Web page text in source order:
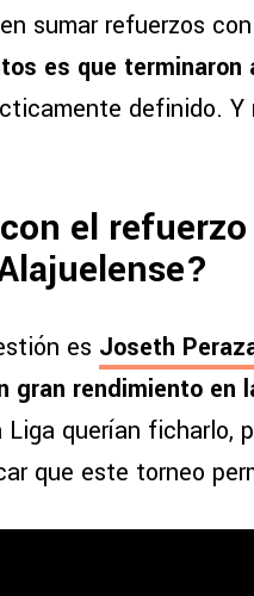
sumar refuerzos
es que
definido.
el
es Joseth
gran rendimiento en
Liga querían ficharlo,
que este torneo